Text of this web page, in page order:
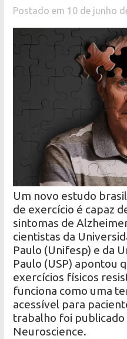
Postado em 10 de junho
Um novo estudo
de exercício é capaz
sintomas de
cientistas da
Paulo (Unifesp) e da
Paulo (USP) apontou
exercícios físicos
funciona como uma
acessível para
trabalho foi
Neuroscience.